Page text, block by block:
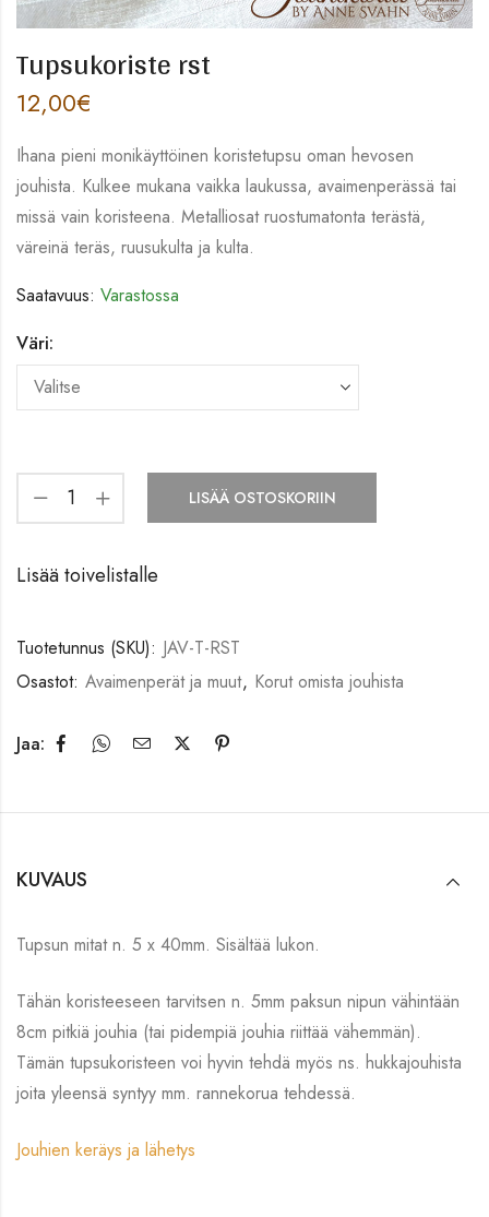
Tupsukoriste rst
12,00€
Ihana pieni monikäyttöinen koristetupsu oman hevosen
jouhista. Kulkee mukana vaikka laukussa, avaimenperässä tai
missä vain koristeena. Metalliosat ruostumatonta terästä,
väreinä teräs, ruusukulta ja kulta.
Saatavuus: Varastossa
Väri:
LISÄÄ OSTOSKORIIN
Lisää toivelistalle
Tuotetunnus (SKU): JAV-T-RST
Osastot: Avaimenperät ja muut, Korut omista jouhista
Jaa:
KUVAUS
Tupsun mitat n. 5 x 40mm. Sisältää lukon.
Tähän koristeeseen tarvitsen n. 5mm paksun nipun vähintään
8cm pitkiä jouhia (tai pidempiä jouhia riittää vähemmän).
Tämän tupsukoristeen voi hyvin tehdä myös ns. hukkajouhista
joita yleensä syntyy mm. rannekorua tehdessä.
Jouhien keräys ja lähetys